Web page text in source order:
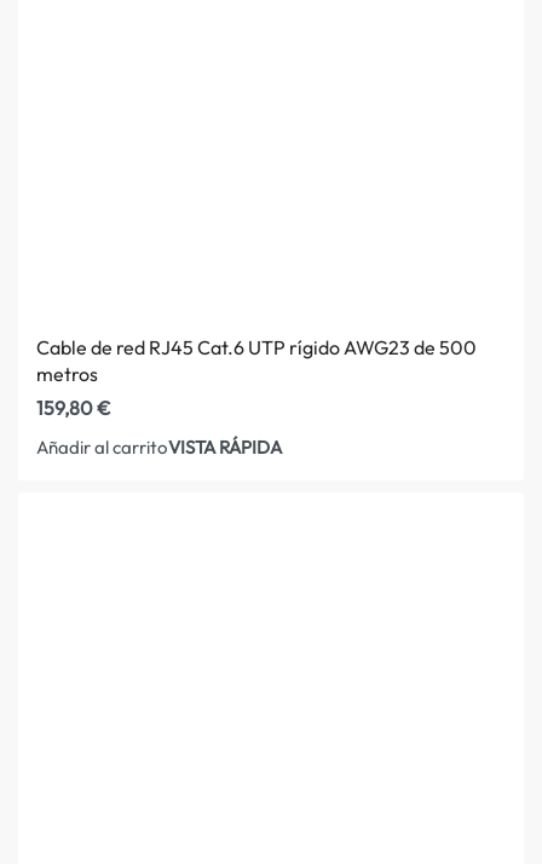
Cable de red RJ45 Cat.6 UTP rígido AWG23 de 500
metros
159,80€
Añadir al carritoVISTA RÁPIDA